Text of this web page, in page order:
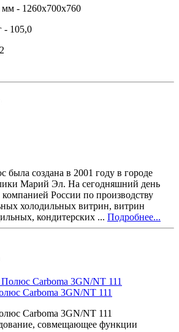
- 1260х700х760
- 105,0
создана в 2001 году в городе
Марий Эл. На сегодняшний день
России по производству
холодильных витрин, витрин
кондитерских ... Подробнее...
Carboma 3GN/NT 111
Carboma 3GN/NT 111
совмещающее функции